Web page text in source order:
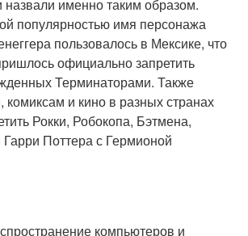
назвали именно таким образом.
популярностью имя персонажа
пользовалось в Мексике, что
официально запретить
Терминаторами. Также
комиксам и кино в разных странах
Рокки, Робокопа, Бэтмена,
Поттера с Гермионой
компьютеров и